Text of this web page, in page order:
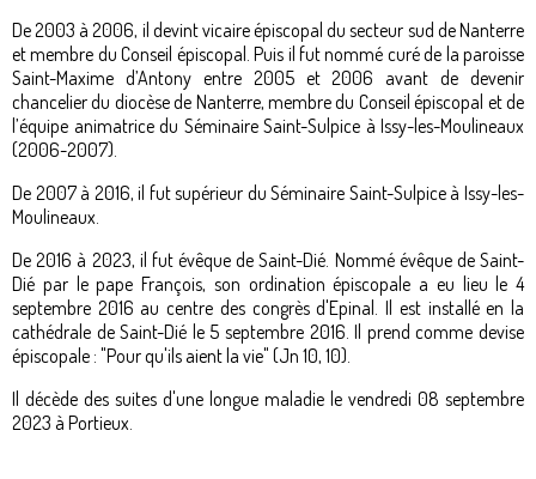
De 2003 à 2006, il devint vicaire épiscopal du secteur sud de Nanterre
et membre du Conseil épiscopal. Puis il fut nommé curé de la paroisse
Saint-Maxime d’Antony entre 2005 et 2006 avant de devenir
chancelier du diocèse de Nanterre, membre du Conseil épiscopal et de
l’équipe animatrice du Séminaire Saint-Sulpice à Issy-les-Moulineaux
(2006-2007).
De 2007 à 2016, il fut supérieur du Séminaire Saint-Sulpice à Issy-les-
Moulineaux.
De 2016 à 2023, il fut évêque de Saint-Dié. Nommé évêque de Saint-
Dié par le pape François, son ordination épiscopale a eu lieu le 4
septembre 2016 au centre des congrès d'Epinal. Il est installé en la
cathédrale de Saint-Dié le 5 septembre 2016. Il prend comme devise
épiscopale : "Pour qu'ils aient la vie" (Jn 10, 10).
Il décède des suites d'une longue maladie le vendredi 08 septembre
2023 à Portieux.